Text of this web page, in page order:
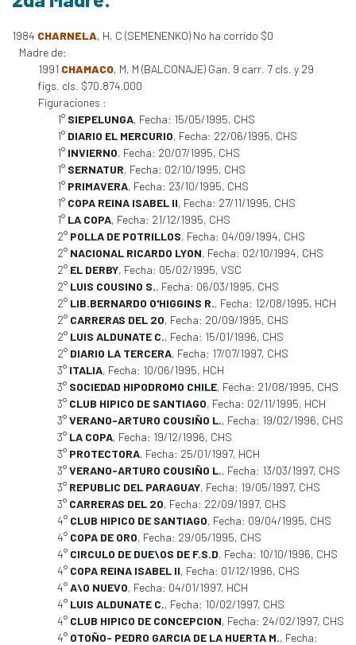
1984 CHARNELA, H, C (SEMENENKO) No ha corrido $0
Madre de:
1991 CHAMACO, M, M (BALCONAJE) Gan. 9 carr. 7 cls. y 29
figs. cls. $70.874.000
Figuraciones :
1° SIEPELUNGA, Fecha: 15/05/1995, CHS
1° DIARIO EL MERCURIO, Fecha: 22/06/1995, CHS
1° INVIERNO, Fecha: 20/07/1995, CHS
1° SERNATUR, Fecha: 02/10/1995, CHS
1° PRIMAVERA, Fecha: 23/10/1995, CHS
1° COPA REINA ISABEL II, Fecha: 27/11/1995, CHS
1° LA COPA, Fecha: 21/12/1995, CHS
2° POLLA DE POTRILLOS, Fecha: 04/09/1994, CHS
2° NACIONAL RICARDO LYON, Fecha: 02/10/1994, CHS
2° EL DERBY, Fecha: 05/02/1995, VSC
2° LUIS COUSINO S., Fecha: 06/03/1995, CHS
2° LIB.BERNARDO O'HIGGINS R., Fecha: 12/08/1995, HCH
2° CARRERAS DEL 20, Fecha: 20/09/1995, CHS
2° LUIS ALDUNATE C., Fecha: 15/01/1996, CHS
2° DIARIO LA TERCERA, Fecha: 17/07/1997, CHS
3° ITALIA, Fecha: 10/06/1995, HCH
3° SOCIEDAD HIPODROMO CHILE, Fecha: 21/08/1995, CHS
3° CLUB HIPICO DE SANTIAGO, Fecha: 02/11/1995, HCH
3°VERANO-ARTURO COUSIÑO L., Fecha: 19/02/1996, CHS
3° LA COPA, Fecha: 19/12/1996, CHS
3° PROTECTORA, Fecha: 25/01/1997, HCH
3°VERANO-ARTURO COUSIÑO L., Fecha: 13/03/1997, CHS
3° REPUBLIC DEL PARAGUAY, Fecha: 19/05/1997, CHS
3° CARRERAS DEL 20, Fecha: 22/09/1997, CHS
4° CLUB HIPICO DE SANTIAGO, Fecha: 09/04/1995, CHS
4° COPA DE ORO, Fecha: 29/05/1995, CHS
4° CIRCULO DE DUE\OS DE F.S.D, Fecha: 10/10/1996, CHS
4° COPA REINA ISABEL II, Fecha: 01/12/1996, CHS
4°A\O NUEVO, Fecha: 04/01/1997, HCH
4° LUIS ALDUNATE C., Fecha: 10/02/1997, CHS
4° CLUB HIPICO DE CONCEPCION, Fecha: 24/02/1997, CHS
4° OTOÑO- PEDRO GARCIA DE LA HUERTA M., Fecha: